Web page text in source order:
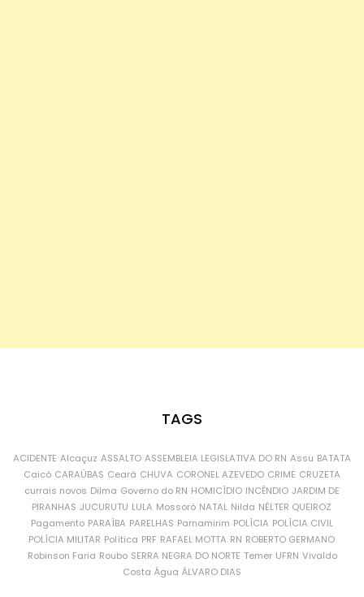
TAGS
ACIDENTE Alcaçuz ASSALTO ASSEMBLEIA LEGISLATIVA DO RN Assu BATATA
Caicó CARAÚBAS Ceará CHUVA CORONEL AZEVEDO CRIME CRUZETA
currais novos Dilma Governo do RN HOMICÍDIO INCÊNDIO JARDIM DE
PIRANHAS JUCURUTU LULA Mossoró NATAL Nilda NÉLTER QUEIROZ
Pagamento PARAÍBA PARELHAS Parnamirim POLÍCIA POLÍCIA CIVIL
POLÍCIA MILITAR Política PRF RAFAEL MOTTA RN ROBERTO GERMANO
Robinson Faria Roubo SERRA NEGRA DO NORTE Temer UFRN Vivaldo
Costa Água ÁLVARO DIAS